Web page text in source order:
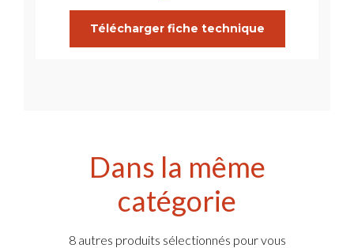
Télécharger fiche technique
Dans la même
catégorie
8 autres produits sélectionnés pour vous